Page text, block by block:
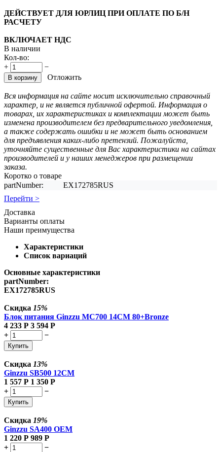
ДЕЙСТВУЕТ ДЛЯ ЮРЛИЦ ПРИ ОПЛАТЕ ПО Б/Н
РАСЧЕТУ
ВКЛЮЧАЕТ НДС
В наличии
Кол-во:
+
−
В корзину Отложить
Вся информация на сайте носит исключительно справочный
характер, и не является публичной офертой. Информация о
товарах, их характеристиках и комплектации может быть
изменена производителем без предварительного уведомления,
а также содержать ошибки и не может быть основанием
для предъявления каких-либо претензий. Пожалуйста,
уточняйте существенные для Вас характеристики на сайтах
производителей и у наших менеджеров при размещении
заказа.
Коротко о товаре
partNumber:
EX172785RUS
Перейти >
Доставка
Варианты оплаты
Наши преимущества
Характеристики
Список вариаций
Основные характеристики
partNumber:
EX172785RUS
Скидка 15%
Блок питания Ginzzu MC700 14CM 80+Bronze
4 233 Р 3 594 Р
+
−
Купить
Скидка 13%
Ginzzu SB500 12CM
1 557 Р 1 350 Р
+
−
Купить
Скидка 19%
Ginzzu SA400 OEM
1 220 Р 989 Р
+
−